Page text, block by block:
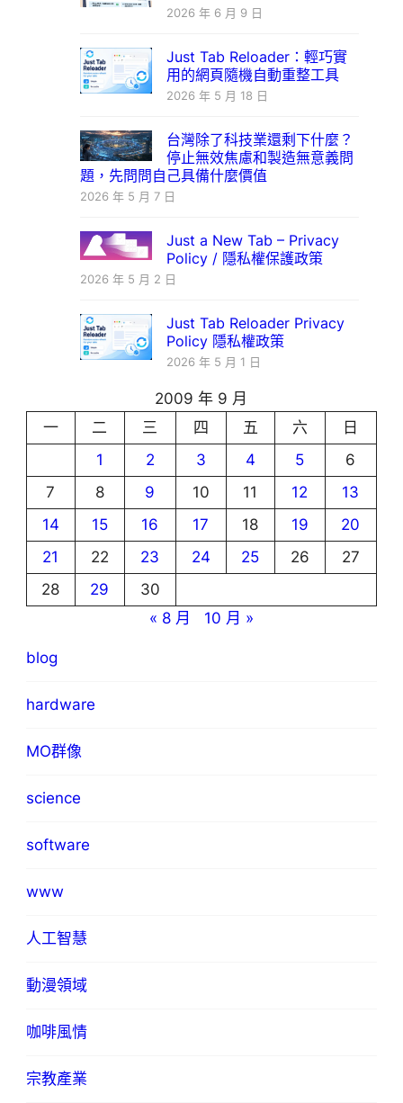
2026 年 6 月 9 日
Just Tab Reloader：輕巧實
用的網頁隨機自動重整工具
2026 年 5 月 18 日
台灣除了科技業還剩下什麼？
停止無效焦慮和製造無意義問
題，先問問自己具備什麼價值
2026 年 5 月 7 日
Just a New Tab – Privacy
Policy / 隱私權保護政策
2026 年 5 月 2 日
Just Tab Reloader Privacy
Policy 隱私權政策
2026 年 5 月 1 日
2009 年 9 月
一
二 三 四 五 六
日
1
2 3 4 5
6
7
8 9 10 11 12
13
14
15 16 17 18 19
20
21
22 23 24 25 26
27
28
29
30
« 8 月
10 月 »
blog
hardware
MO群像
science
software
www
人工智慧
動漫領域
咖啡風情
宗教產業